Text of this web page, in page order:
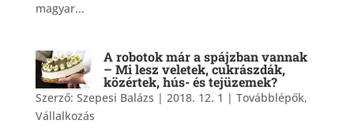
magyar...
A robotok már a spájzban vannak
– Mi lesz veletek, cukrászdák,
közértek, hús- és tejüzemek?
Szerző: Szepesi Balázs | 2018. 12. 1 | Továbblépők,
Vállalkozás